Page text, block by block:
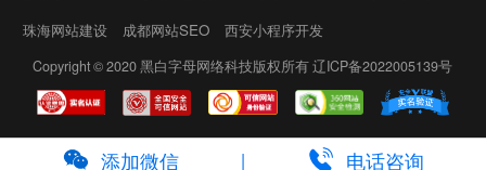
珠海网站建设
成都网站SEO 西安小程序开发
Copyright © 2020黑白字母网络科技版权所有辽ICP备2022005139号
添加微信 | 电话咨询